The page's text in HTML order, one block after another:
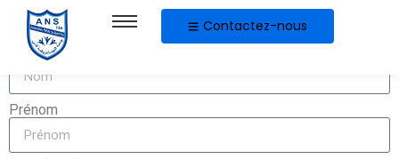
Contactez-nous
Formulaire d'inscription
Nom
Prénom